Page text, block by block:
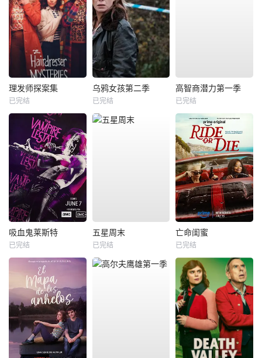
理发师探案集
已完结
乌鸦女孩第二季
已完结
高智商潜力第一季
已完结
吸血鬼莱斯特
已完结
五星周末
已完结
亡命闺蜜
已完结